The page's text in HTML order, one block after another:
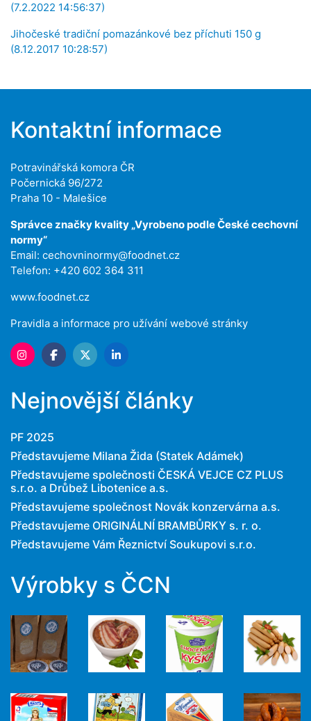
(7.2.2022 14:56:37)
Jihočeské tradiční pomazánkové bez příchuti 150 g
(8.12.2017 10:28:57)
Kontaktní informace
Potravinářská komora ČR
Počernická 96/272
Praha 10 - Malešice
Správce značky kvality „Vyrobeno podle České cechovní
normy“
Email: cechovninormy@foodnet.cz
Telefon: +420 602 364 311
www.foodnet.cz
Pravidla a informace pro užívání webové stránky
Nejnovější články
PF 2025
Představujeme Milana Žida (Statek Adámek)
Představujeme společnosti ČESKÁ VEJCE CZ PLUS
s.r.o. a Drůbež Libotenice a.s.
Představujeme společnost Novák konzervárna a.s.
Představujeme ORIGINÁLNÍ BRAMBŮRKY s. r. o.
Představujeme Vám Řeznictví Soukupovi s.r.o.
Výrobky s ČCN